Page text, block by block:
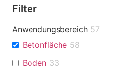
Filter
Anwendungsbereich 57
Betonfläche 58
Boden 33